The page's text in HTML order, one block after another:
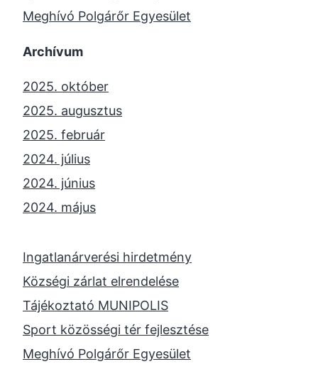
Meghívó Polgárőr Egyesület
Archívum
2025. október
2025. augusztus
2025. február
2024. július
2024. június
2024. május
2023. november
2023. október
2023. szeptember
2023. június
2023. február
Ingatlanárverési hirdetmény
Községi zárlat elrendelése
Tájékoztató MUNIPOLIS
Sport közösségi tér fejlesztése
Meghívó Polgárőr Egyesület